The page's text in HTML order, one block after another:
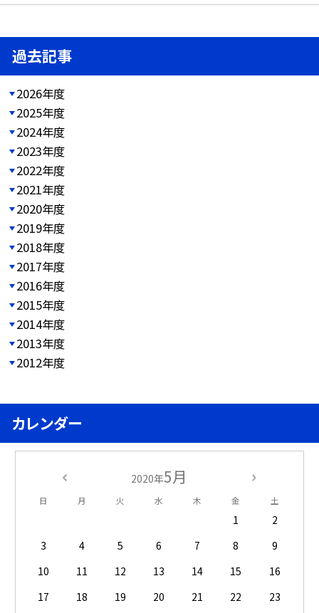
過去記事
2026年度
2025年度
2024年度
2023年度
2022年度
2021年度
2020年度
2019年度
2018年度
2017年度
2016年度
2015年度
2014年度
2013年度
2012年度
カレンダー
2020年5月
日 月 火 水 木 金 土
1
2
3
4 5 6 7 8
9
10
11 12 13 14 15
16
17
18 19 20 21 22
23